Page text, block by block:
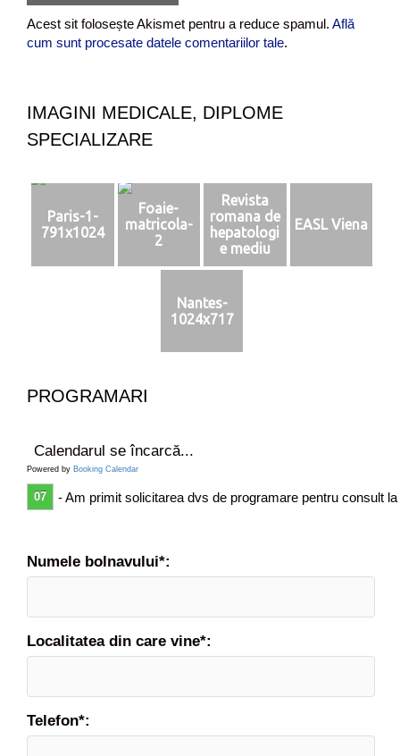
Acest sit folosește Akismet pentru a reduce spamul. Află
cum sunt procesate datele comentariilor tale.
IMAGINI MEDICALE, DIPLOME
SPECIALIZARE
Paris-1-
791x1024
Foaie-
matricola-
2
Revista
romana de
hepatologi
e mediu
EASL Viena
Nantes-
1024x717
PROGRAMARI
Calendarul se încarcă...
Powered by Booking Calendar
07 - Am primit solicitarea dvs de programare pentru consult
Numele bolnavului*:
Localitatea din care vine*:
Telefon*: